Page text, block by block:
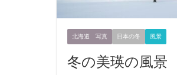
北海道 写真 日本の冬 風景
冬の美瑛の風景